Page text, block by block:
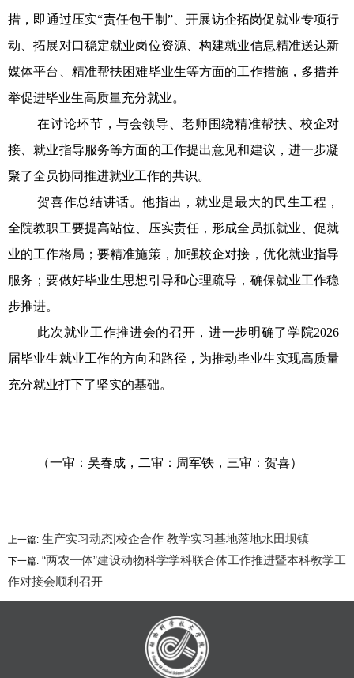
措，即通过压实“责任包干制”、开展访企拓岗促就业专项行
动、拓展对口稳定就业岗位资源、构建就业信息精准送达新
媒体平台、精准帮扶困难毕业生等方面的工作措施，多措并
举促进毕业生高质量充分就业。
在讨论环节，与会领导、老师围绕精准帮扶、校企对
接、就业指导服务等方面的工作提出意见和建议，进一步凝
聚了全员协同推进就业工作的共识。
贺喜作总结讲话。他指出，就业是最大的民生工程，
全院教职工要提高站位、压实责任，形成全员抓就业、促就
业的工作格局；要精准施策，加强校企对接，优化就业指导
服务；要做好毕业生思想引导和心理疏导，确保就业工作稳
步推进。
此次就业工作推进会的召开，进一步明确了学院2026
届毕业生就业工作的方向和路径，为推动毕业生实现高质量
充分就业打下了坚实的基础。
（一审：吴春成，二审：周军铁，三审：贺喜）
上一篇: 生产实习动态|校企合作 教学实习基地落地水田坝镇
下一篇: “两农一体”建设动物科学学科联合体工作推进暨本科教学工
作对接会顺利召开